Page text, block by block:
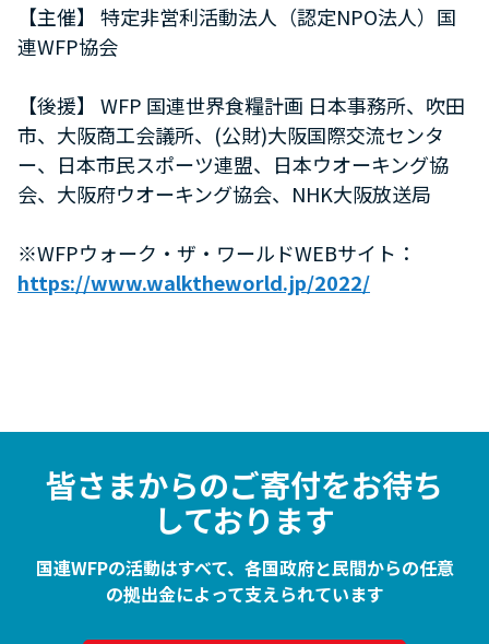
【主催】 特定非営利活動法人（認定NPO法人）国
連WFP協会
【後援】 WFP 国連世界食糧計画 日本事務所、吹田
市、大阪商工会議所、(公財)大阪国際交流センタ
ー、日本市民スポーツ連盟、日本ウオーキング協
会、大阪府ウオーキング協会、NHK大阪放送局
※WFPウォーク・ザ・ワールドWEBサイト：
https://www.walktheworld.jp/2022/
皆さまからのご寄付をお待ち
しております
国連WFPの活動はすべて、各国政府と民間からの任意
の拠出金によって支えられています